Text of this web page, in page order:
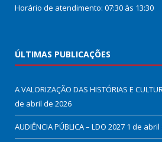
Horário de atendimento: 07:30 às 13:30
ÚLTIMAS PUBLICAÇÕES
A VALORIZAÇÃO DAS HISTÓRIAS E
de abril de 2026
AUDIÊNCIA PÚBLICA – LDO 2027 1 de abril